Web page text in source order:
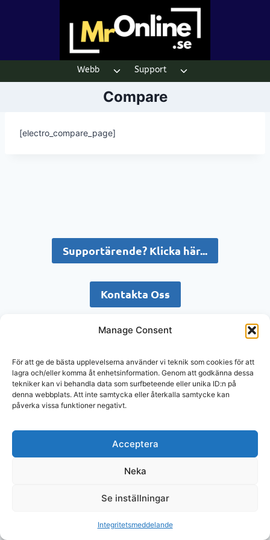
Manage Consent
För att ge de bästa upplevelserna använder vi teknik som cookies för att
lagra och/eller komma åt enhetsinformation. Genom att godkänna dessa
tekniker kan vi behandla data som surfbeteende eller unika ID:n på
denna webbplats. Att inte samtycka eller återkalla samtycke kan
påverka vissa funktioner negativt.
Acceptera
Neka
Se inställningar
Integritetsmeddelande
Webb
Toggle
child
menu
Support
Toggle
child
Compare
[electro_compare_page]
Supportärende? Klicka här...
Kontakta Oss
Boka möte med oss
© 2026 MrOnline.se
Våra lokaler finns i Stockholm, Årsta Park.
Byängsgränd 14, 120 40 Årsta